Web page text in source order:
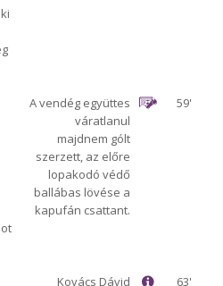
59'
A vendég együttes
váratlanul
majdnem gólt
szerzett, az előre
lopakodó védő
ballábas lövése a
kapufán csattant.
63'
Kovács Dávid